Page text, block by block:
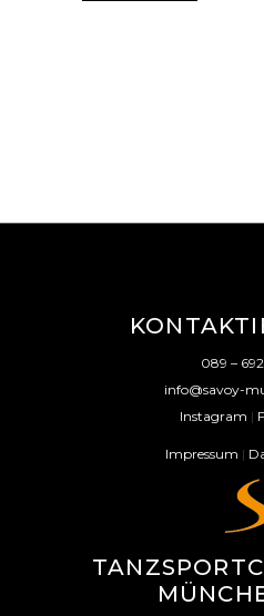
089 – 692
info@savoy-
Instagram |
Impressum |